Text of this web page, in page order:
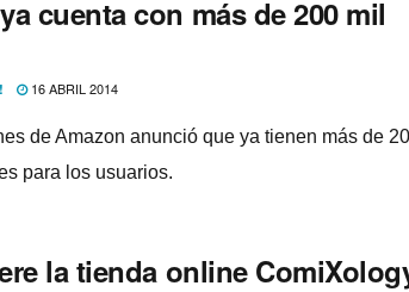
cuenta con más de 200 mil
16 ABRIL 2014
de Amazon anunció que ya tienen más de
para los usuarios.
la tienda online